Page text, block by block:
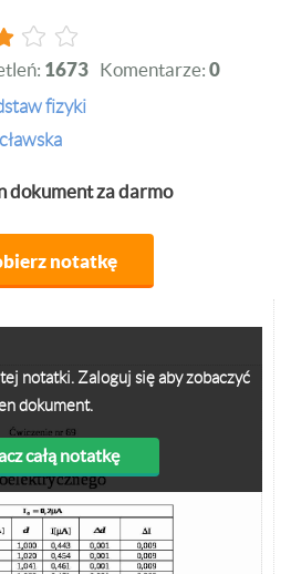
1673 Komentarze: 0
fizyki
dokument za darmo
notatkę
notatki. Zaloguj się aby zobaczyć
dokument.
całą notatkę